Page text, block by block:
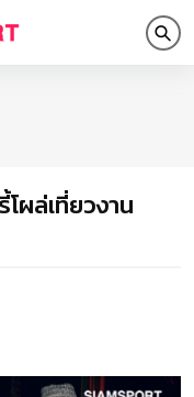
ผล่เที่ยวงาน